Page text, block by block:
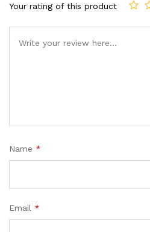
Your rating of this product
Name *
Email *